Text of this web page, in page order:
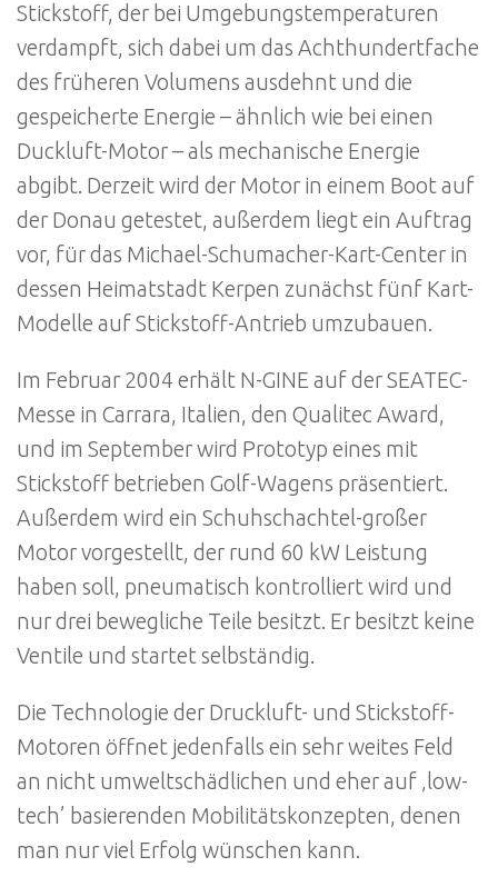
Stickstoff, der bei Umgebungstemperaturen
verdampft, sich dabei um das Achthundertfache
des früheren Volumens ausdehnt und die
gespeicherte Energie – ähnlich wie bei einen
Duckluft-Motor – als mechanische Energie
abgibt. Derzeit wird der Motor in einem Boot auf
der Donau getestet, außerdem liegt ein Auftrag
vor, für das Michael-Schumacher-Kart-Center in
dessen Heimatstadt Kerpen zunächst fünf Kart-
Modelle auf Stickstoff-Antrieb umzubauen.
Im Februar 2004 erhält N-GINE auf der SEATEC-
Messe in Carrara, Italien, den Qualitec Award,
und im September wird Prototyp eines mit
Stickstoff betrieben Golf-Wagens präsentiert.
Außerdem wird ein Schuhschachtel-großer
Motor vorgestellt, der rund 60 kW Leistung
haben soll, pneumatisch kontrolliert wird und
nur drei bewegliche Teile besitzt. Er besitzt keine
Ventile und startet selbständig.
Die Technologie der Druckluft- und Stickstoff-
Motoren öffnet jedenfalls ein sehr weites Feld
an nicht umweltschädlichen und eher auf ‚low-
tech’ basierenden Mobilitätskonzepten, denen
man nur viel Erfolg wünschen kann.